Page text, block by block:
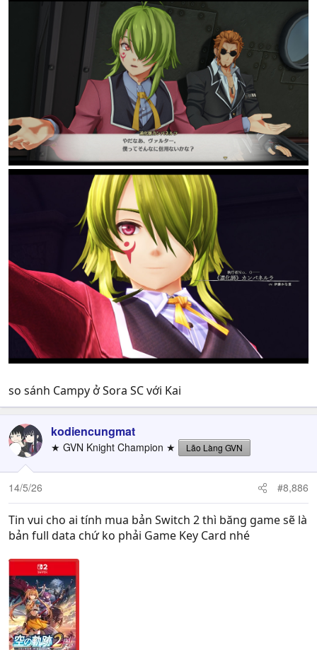
so sánh Campy ở Sora SC với Kai
kodiencungmat
★ GVN Knight Champion ★ Lão Làng GVN
14/5/26 #8,886
Tin vui cho ai tính mua bản Switch 2 thì băng game sẽ là
bản full data chứ ko phải Game Key Card nhé